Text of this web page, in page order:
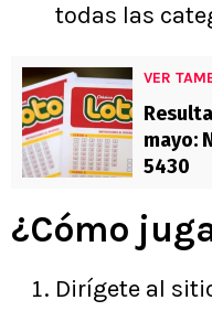
todas las
VER
mayo:
5430
¿Cómo
Dirígete al